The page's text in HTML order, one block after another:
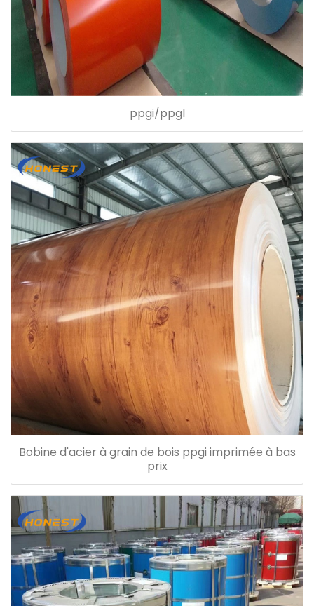
ppgi/ppgl
Bobine d'acier à grain de bois ppgi imprimée à bas
prix